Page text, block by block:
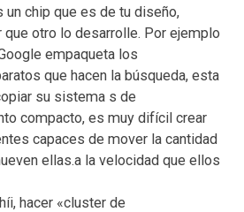
chip que es de tu diseño,
otro lo desarrolle. Por ejemplo
empaqueta los
que hacen la búsqueda, esta
su sistema s de
compacto, es muy difícil crear
capaces de mover la cantidad
ellas.a la velocidad que ellos
hacer «cluster de